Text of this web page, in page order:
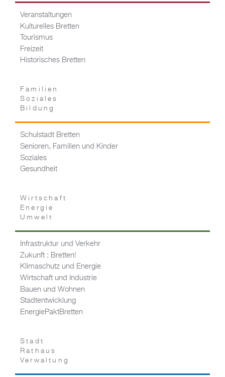
Veranstaltungen
Kulturelles Bretten
Tourismus
Freizeit
Historisches Bretten
Familien
Soziales
Bildung
Schulstadt Bretten
Senioren, Familien und Kinder
Soziales
Gesundheit
Wirtschaft
Energie
Umwelt
Infrastruktur und Verkehr
Zukunft : Bretten!
Klimaschutz und Energie
Wirtschaft und Industrie
Bauen und Wohnen
Stadtentwicklung
EnergiePaktBretten
Stadt
Rathaus
Verwaltung